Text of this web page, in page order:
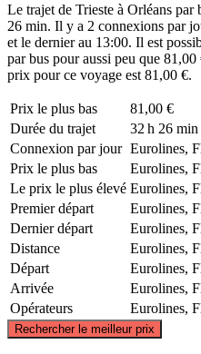
Le trajet de Trieste à Orléans par
26 min. Il y a 2 connexions par
et le dernier au 13:00. Il est
par bus pour aussi peu que
prix pour ce voyage est 81,00 €.
Prix ​​le plus bas
81,00 €
Durée du trajet
32 h 26 min
Connexion par jour Eurolines,
Prix ​​le plus bas
Eurolines,
Le prix le plus élevé Eurolines,
Premier départ
Eurolines,
Dernier départ
Eurolines,
Distance
Eurolines,
Départ
Eurolines,
Arrivée
Eurolines,
Opérateurs
Eurolines,
Rechercher le meilleur prix